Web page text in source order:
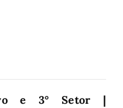
e 3° Setor |